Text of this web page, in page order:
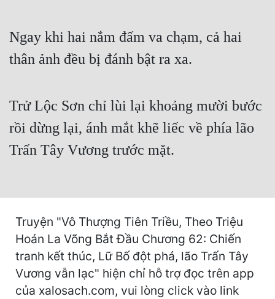
Gia Đấu
Góc Nhìn Nam
Huyền Huyễn
Học Đường
Khoa Huyễn
Khoa Huyễn Không Gian
Ngay khi hai nắm đấm va chạm, cả hai
thân ảnh đều bị đánh bật ra xa.
Trử Lộc Sơn chỉ lùi lại khoảng mười bước
rồi dừng lại, ánh mắt khẽ liếc về phía lão
Trấn Tây Vương trước mặt.
Truyện "Vô Thượng Tiên Triều, Theo Triệu
Hoán La Võng Bắt Đầu Chương 62: Chiến
tranh kết thúc, Lữ Bố đột phá, lão Trấn Tây
Vương vẫn lạc" hiện chỉ hỗ trợ đọc trên app
của xalosach.com, vui lòng click vào link